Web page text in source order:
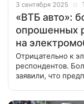
3 сентября 2025
«ВТБ авто»:
опрошенных
на
Отрицательно к
респондентов.
заявили, что